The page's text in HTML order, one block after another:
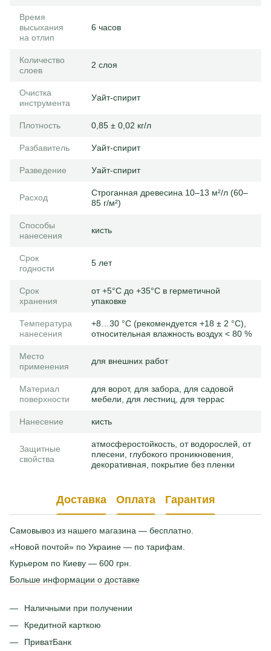
Время
высыхания
на отлип
6 часов
Количество
слоев
2 слоя
Очистка
инструмента
Уайт-спирит
Плотность 0,85 ± 0,02 кг/л
Разбавитель Уайт-спирит
Разведение Уайт-спирит
Расход
Строганная древесина 10–13 м²/л (60–
85 г/м²)
Способы
нанесения
кисть
Срок
годности
5 лет
Срок
хранения
от +5°С до +35°С в герметичной
упаковке
Температура
нанесения
+8…30 °C (рекомендуется +18 ± 2 °C),
относительная влажность воздух < 80 %
Место
применения
для внешних работ
Материал
поверхности
для ворот, для забора, для садовой
мебели, для лестниц, для террас
Нанесение кисть
Защитные
свойства
атмосферостойкость, от водорослей, от
плесени, глубокого проникновения,
декоративная, покрытие без пленки
Доставка Оплата Гарантия
Самовывоз из нашего магазина — бесплатно.
«Новой почтой» по Украине — по тарифам.
Курьером по Киеву — 600 грн.
Больше информации о доставке
Наличными при получении
Кредитной карткою
ПриватБанк